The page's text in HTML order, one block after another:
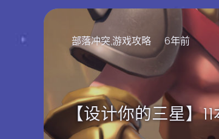
【设计你的三星】
部落冲突,游戏攻略 6年前